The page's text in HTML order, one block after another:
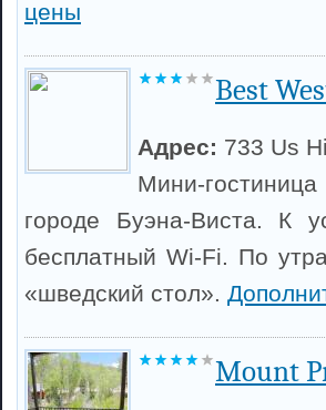
цены
Best
Адрес: 733 Us
Мини-
городе Буэна-Виста. К
бесплатный Wi-Fi. По
«шведский стол».
Mount